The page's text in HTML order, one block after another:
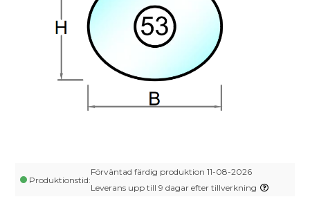
Produktionstid:
Förväntad färdig produktion 11-08-2026
Leverans upp till 9 dagar efter tillverkning